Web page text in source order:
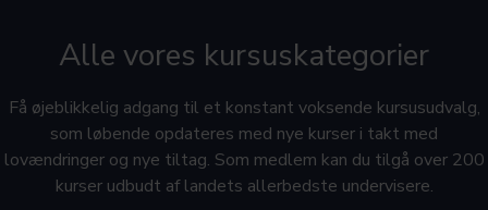
Alle vores kursuskategorier
Få øjeblikkelig adgang til et konstant voksende kursusudvalg,
som løbende opdateres med nye kurser i takt med
lovændringer og nye tiltag. Som medlem kan du tilgå over 200
kurser udbudt af landets allerbedste undervisere.